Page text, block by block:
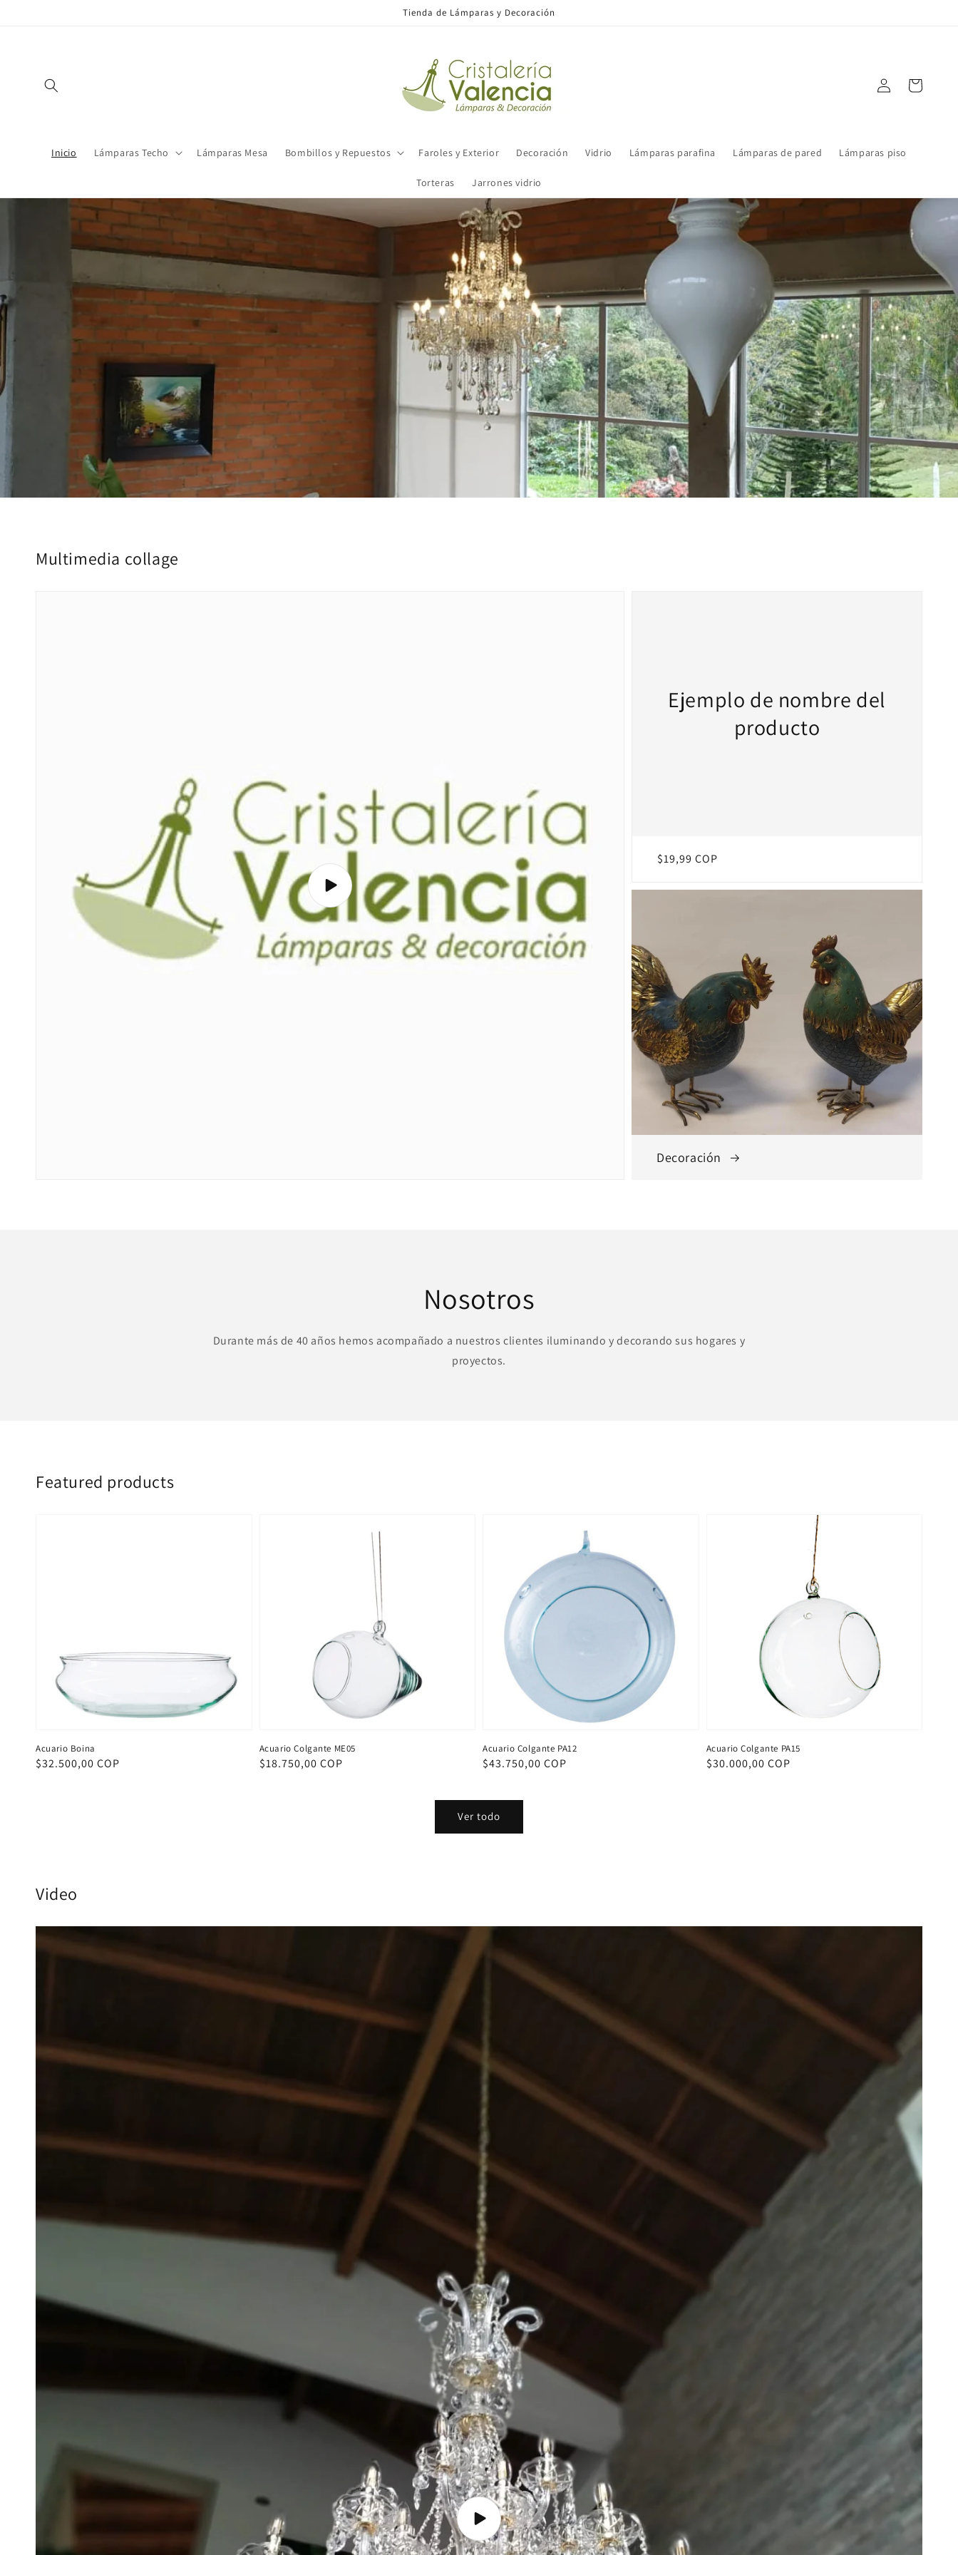
Tienda de Lámparas y Decoración
Inicio Lámparas Techo Lámparas Mesa Bombillos y Repuestos Faroles y Exterior Decoración Vidrio Lámparas parafina Lámparas de pared Lámparas piso
Torteras Jarrones vidrio
sesión
Carrito
Multimedia collage
Ejemplo de nombre del
producto
Precio
$19,99 COP
Decoración
Nosotros
Durante más de 40 años hemos acompañado a nuestros clientes iluminando y decorando sus hogares y
proyectos.
Featured products
Acuario Boina
Precio
$32.500,00 COP
Acuario Colgante ME05
Precio
$18.750,00 COP
Acuario Colgante PA12
Precio
$43.750,00 COP
Acuario Colgante PA15
Precio
$30.000,00 COP
Ver todo
Video